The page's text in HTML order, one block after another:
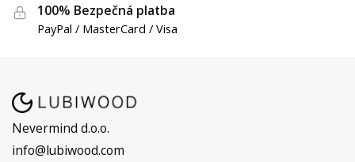
100% Bezpečná platba
PayPal / MasterCard / Visa
Nevermind d.o.o.
info@lubiwood.com